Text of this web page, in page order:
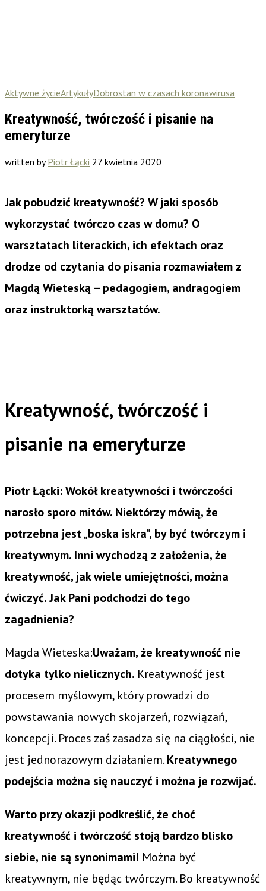
Aktywne życieArtykułyDobrostan w czasach koronawirusa
Kreatywność, twórczość i pisanie na
emeryturze
written byPiotr Łącki 27 kwietnia 2020
Jak pobudzić kreatywność? W jaki sposób
wykorzystać twórczo czas w domu? O
warsztatach literackich, ich efektach oraz
drodze od czytania do pisania rozmawiałem z
Magdą Wieteską – pedagogiem, andragogiem
oraz instruktorką warsztatów.
Kreatywność, twórczość i
pisanie na emeryturze
Piotr Łącki: Wokół kreatywności i twórczości
narosło sporo mitów. Niektórzy mówią, że
potrzebna jest „boska iskra”, by być twórczym i
kreatywnym. Inni wychodzą z założenia, że
kreatywność, jak wiele umiejętności, można
ćwiczyć. Jak Pani podchodzi do tego
zagadnienia?
Magda Wieteska:Uważam, że kreatywność nie
dotyka tylko nielicznych. Kreatywność jest
procesem myślowym, który prowadzi do
powstawania nowych skojarzeń, rozwiązań,
koncepcji. Proces zaś zasadza się na ciągłości, nie
jest jednorazowym działaniem.Kreatywnego
podejścia można się nauczyć i można je rozwijać.
Warto przy okazji podkreślić, że choć
kreatywność i twórczość stoją bardzo blisko
siebie, nie są synonimami! Można być
kreatywnym, nie będąc twórczym. Bo kreatywność